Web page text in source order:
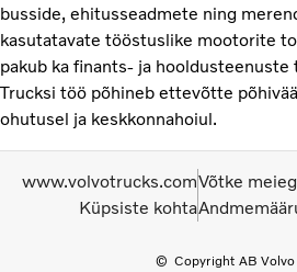
busside, ehitusseadmete ning
kasutatavate tööstuslike mootorite
pakub ka finants- ja hooldusteenuste
Trucksi töö põhineb ettevõtte
ohutusel ja keskkonnahoiul.
Copyright AB
www.volvotrucks.comVõtke
Küpsiste kohta